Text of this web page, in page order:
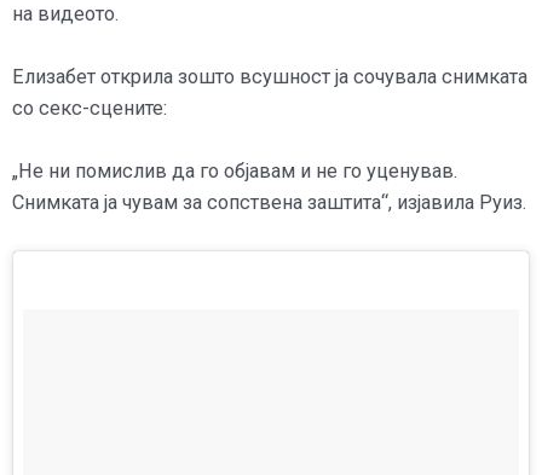
на видеото.
Елизабет открила зошто всушност ја сочувала снимката
со секс-сцените:
„Не ни помислив да го објавам и не го уценував.
Снимката ја чувам за сопствена заштита“, изјавила Руиз.